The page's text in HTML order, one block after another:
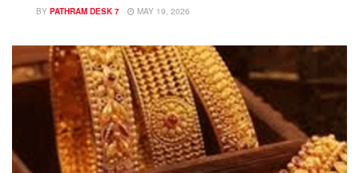
BY PATHRAM DESK 7 MAY 19, 2026